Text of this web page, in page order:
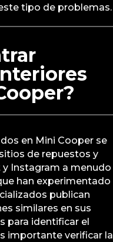
tipo de problemas.
en Mini Cooper se
de repuestos y
Instagram a menudo
han experimentado
publican
similares en sus
para identificar el
importante verificar la